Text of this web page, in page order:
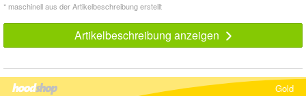
* maschinell aus der Artikelbeschreibung erstellt
Artikelbeschreibung anzeigen
Gold